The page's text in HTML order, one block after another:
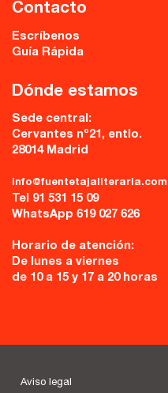
Contacto
Escríbenos
Guía Rápida
Dónde estamos
Sede central:
Cervantes nº21, entlo.
28014 Madrid
info@fuentetajaliteraria.com
Tel 91 531 15 09
WhatsApp 619 027 626
Horario de atención:
De lunes a viernes
de 10 a 15 y 17 a 20 horas
Aviso legal